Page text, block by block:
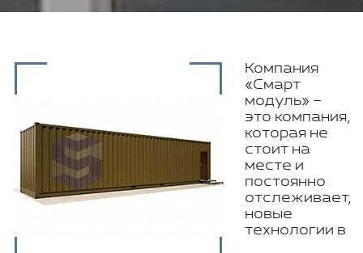
Компания
«Смарт
модуль» –
это компания,
которая не
стоит на
месте и
постоянно
отслеживает,
новые
технологии в